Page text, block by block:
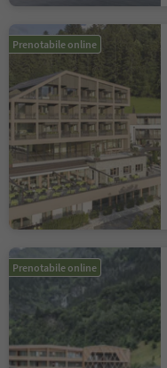
Prenotabile online
Prenotabile online